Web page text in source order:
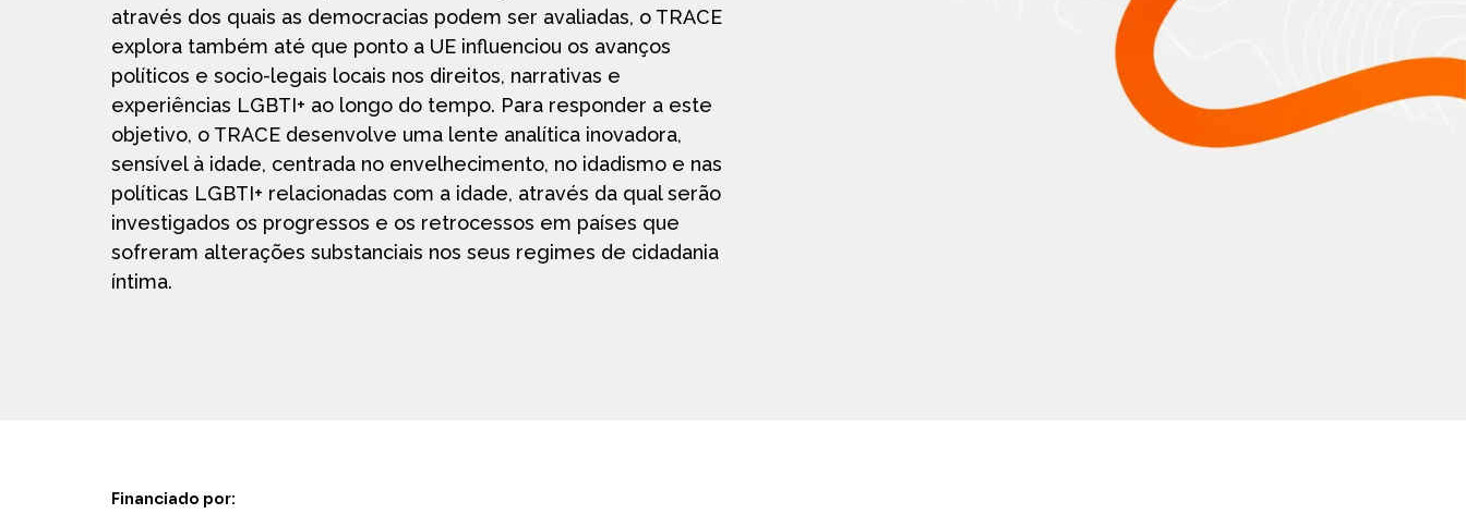
através dos quais as democracias podem ser avaliadas, o TRACE
explora também até que ponto a UE influenciou os avanços
políticos e socio-legais locais nos direitos, narrativas e
experiências LGBTI+ ao longo do tempo. Para responder a este
objetivo, o TRACE desenvolve uma lente analítica inovadora,
sensível à idade, centrada no envelhecimento, no idadismo e nas
políticas LGBTI+ relacionadas com a idade, através da qual serão
investigados os progressos e os retrocessos em países que
sofreram alterações substanciais nos seus regimes de cidadania
íntima.
Financiado por: